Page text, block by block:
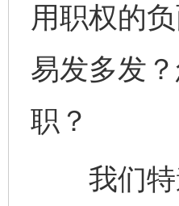
用职权的
易发多发
职？
我们特